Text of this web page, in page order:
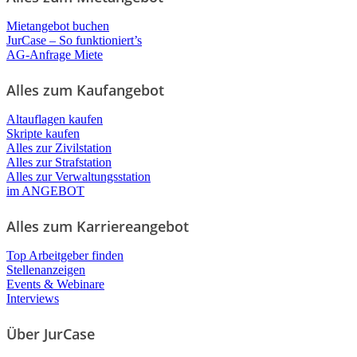
Mietangebot buchen
JurCase – So funktioniert’s
AG-Anfrage Miete
Alles zum Kaufangebot
Altauflagen kaufen
Skripte kaufen
Alles zur Zivilstation
Alles zur Strafstation
Alles zur Verwaltungsstation
im ANGEBOT
Alles zum Karriereangebot
Top Arbeitgeber finden
Stellenanzeigen
Events & Webinare
Interviews
Über JurCase